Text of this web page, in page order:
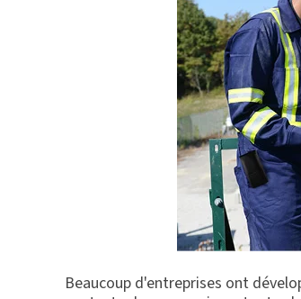
Beaucoup d'entreprises ont